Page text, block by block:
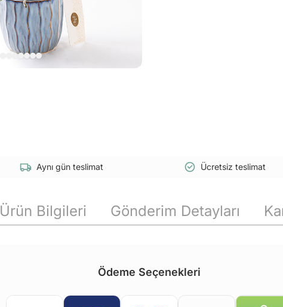
Aynı gün teslimat Ücretsiz teslimat
Ürün Bilgileri Gönderim Detayları
Ödeme Seçenekleri